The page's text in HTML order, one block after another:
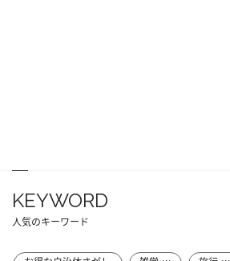
KEYWORD
人気のキーワード